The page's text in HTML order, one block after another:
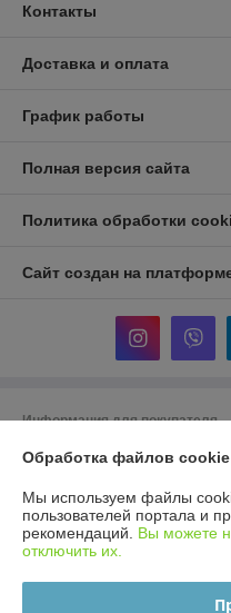
Контакты
Доставка и оплата
График работы
Полная версия сайта
Политика обработки
Сайт создан на
Информация для покупателя
Индивидуальный
Минск ул. Леонида Беды д.33
Регистрационный номер ЕГР:
УНП: 193304343
Обработка файлов cookie
Мы используем файлы
пользователей портала и
рекомендаций. Вы можете
отключить их.